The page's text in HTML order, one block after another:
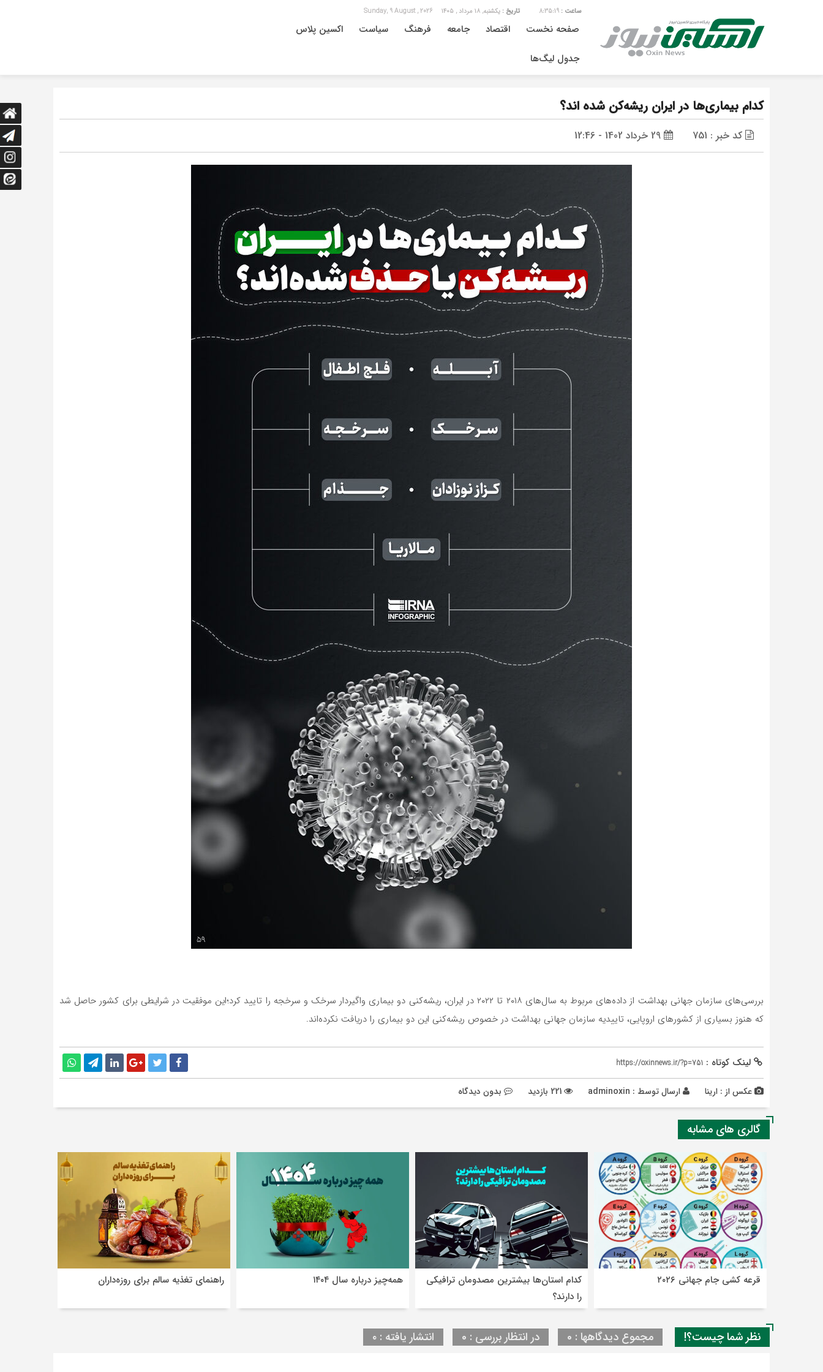
8:35:19 تاریخ : یکشنبه, ۱۸ مرداد , ۱۴۰۵ Sunday, 9 August , 2026
صفحه نخست اقتصاد جامعه فرهنگ سیاست
اکسین پلاس
جدول لیگ‌ها
کدام بیماری‌ها در ایران ریشه‌کن شده اند؟
کد خبر : 751
بررسی‌های سازمان جهانی بهداشت از داده‌های مربوط به سال‌های ۲۰۱۸ تا ۲۰۲۲ در ایران، ریشه‌کنی دو بیماری واگیردار سرخک و سرخجه را تایید کرد؛این موفقیت در شرایطی برای کشور حاصل شد
که هنوز بسیاری از کشورهای اروپایی، تاییدیه سازمان جهانی بهداشت در خصوص ریشه‌کنی این دو بیماری را دریافت نکرده‌اند.
لینک کوتاه : https://oxinnews.ir/?p=751
عکس از : ارینا ارسال توسط : adminoxin بدون دیدگاه
گالری های مشابه
قرعه کشی جام جهانی ۲۰۲۶
کدام استان‌ها بیشترین مصدومان ترافیکی
را دارند؟
همه‌چیز درباره سال ۱۴۰۴ راهنمای تغذیه سالم برای روزه‌داران
نظر شما چیست؟! مجموع دیدگاهها : 0 در انتظار بررسی : 0 انتشار یافته : ۰